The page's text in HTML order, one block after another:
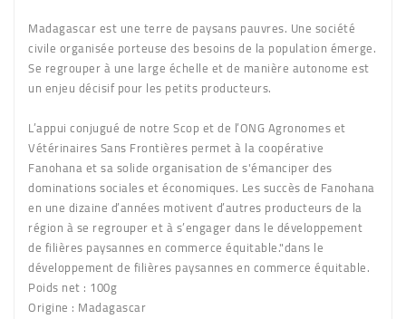
Madagascar est une terre de paysans pauvres. Une société
civile organisée porteuse des besoins de la population émerge.
Se regrouper à une large échelle et de manière autonome est
un enjeu décisif pour les petits producteurs.
L’appui conjugué de notre Scop et de l’ONG Agronomes et
Vétérinaires Sans Frontières permet à la coopérative
Fanohana et sa solide organisation de s'émanciper des
dominations sociales et économiques. Les succès de Fanohana
en une dizaine d’années motivent d’autres producteurs de la
région à se regrouper et à s’engager dans le développement
de filières paysannes en commerce équitable."dans le
développement de filières paysannes en commerce équitable.
Poids net : 100g
Origine : Madagascar